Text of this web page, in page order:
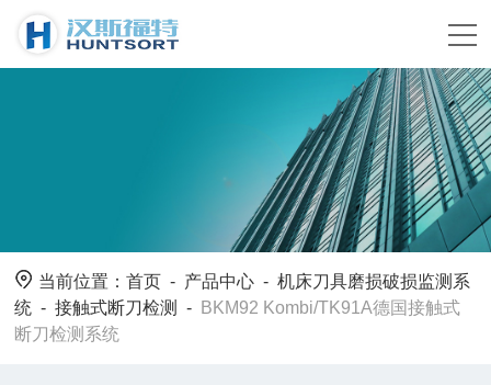
当前位置：首页 - 产品中心 -机床刀具磨损破损监测系
统 -接触式断刀检测 -
BKM92 Kombi/TK91A德国接触式
断刀检测系统